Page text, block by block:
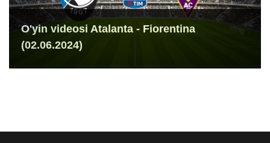
O'yin videosi Atalanta - Fiorentina
(02.06.2024)